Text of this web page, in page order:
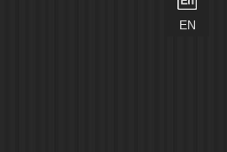
EN